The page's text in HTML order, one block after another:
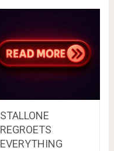
STALLONE
REGROETS
EVERYTHING